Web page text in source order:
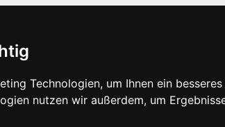
Technologien, um Ihnen ein
nutzen wir außerdem, um